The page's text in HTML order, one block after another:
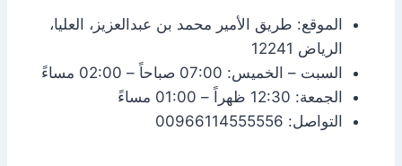
الموقع: طريق الأمير محمد بن عبدالعزيز، العليا،
الرياض 12241
السبت – الخميس: 07:00 صباحاً – 02:00 مساءً
الجمعة: 12:30 ظهراً – 01:00 مساءً
التواصل: 00966114555556